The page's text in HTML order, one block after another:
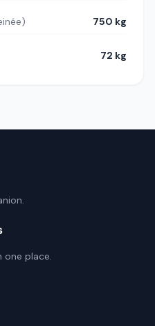
750 kg
72 kg
one place.